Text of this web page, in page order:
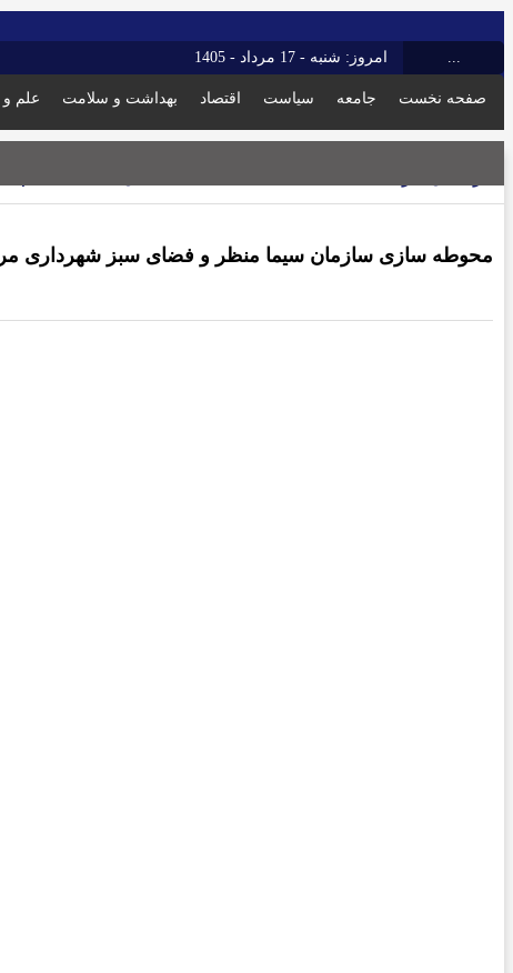
... امروز: شنبه - 17 مرداد - 1405
صفحه نخست جامعه سیاست اقتصاد بهداشت و سلامت علم و
محوطه سازی سازمان سیما منظر و فضای سبز شهرداری